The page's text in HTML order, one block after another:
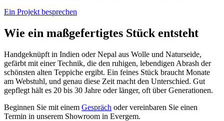
Ein Projekt besprechen
Wie ein maßgefertigtes Stück entsteht
Handgeknüpft in Indien oder Nepal aus Wolle und Naturseide,
gefärbt mit einer Technik, die den ruhigen, lebendigen Abrash der
schönsten alten Teppiche ergibt. Ein feines Stück braucht Monate
am Webstuhl, und genau diese Zeit macht den Unterschied. Gut
gepflegt hält es 20 bis 30 Jahre oder länger, oft über Generationen.
Beginnen Sie mit einem Gespräch oder vereinbaren Sie einen
Termin in unserem Showroom in Evergem.